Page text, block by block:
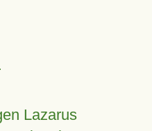
Lazarus